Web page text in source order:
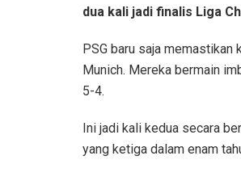
dua kali jadi finalis Liga
PSG baru saja
Munich. Mereka bermain
5-4.
Ini jadi kali kedua secara
yang ketiga dalam enam